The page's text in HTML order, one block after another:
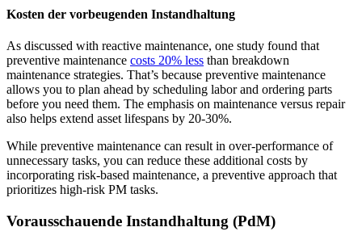
Mobile App
Erfahrung für Außendiensttechniker
Flottenwartung
Rollmaterial, planmäßiger Service, Ersatzteile
Kosten der vorbeugenden Instandhaltung
As discussed with reactive maintenance, one study found that
preventive maintenance costs 20% less than breakdown
maintenance strategies. That’s because preventive maintenance
allows you to plan ahead by scheduling labor and ordering parts
before you need them. The emphasis on maintenance versus repair
also helps extend asset lifespans by 20-30%.
While preventive maintenance can result in over-performance of
unnecessary tasks, you can reduce these additional costs by
incorporating risk-based maintenance, a preventive approach that
prioritizes high-risk PM tasks.
Vorausschauende Instandhaltung (PdM)